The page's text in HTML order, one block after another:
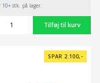
10+ stk. på lager.
SPAR 2.100,-